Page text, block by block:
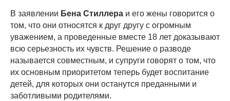
В заявлении Бена Стиллера и его жены говорится о
том, что они относятся к друг другу с огромным
уважением, а проведенные вместе 18 лет доказывают
всю серьезность их чувств. Решение о разводе
называется совместным, и супруги говорят о том, что
их основным приоритетом теперь будет воспитание
детей, для которых они останутся преданными и
заботливыми родителями.